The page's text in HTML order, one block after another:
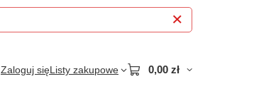
Zaloguj sięListy zakupowe 0,00 zł